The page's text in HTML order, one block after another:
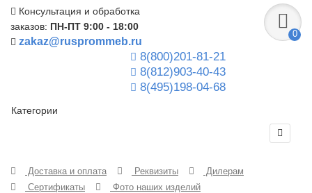
Консультация и обработка
заказов: ПН-ПТ 9:00 - 18:00
zakaz@rusprommeb.ru
8(800)201-81-21
8(812)903-40-43
8(495)198-04-68
0
Категории
Доставка и оплата Реквизиты
Дилерам
Сертификаты
Фото наших изделий